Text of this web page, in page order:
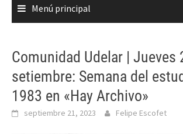
Menú principal
Comunidad Udelar | Jueves
setiembre: Semana del
1983 en «Hay Archivo»
septiembre 21, 2023 Felipe Escofet